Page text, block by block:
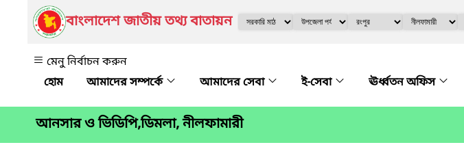
বাংলাদেশ জাতীয় তথ্য বাতায়ন
মেনু নির্বাচন করুন
আমাদের সম্পর্কে
আমাদের সেবা ই-সেবা ঊর্ধ্বতন অফিস
আনসার ও ভিডিপি,ডিমলা, নীলফামারী